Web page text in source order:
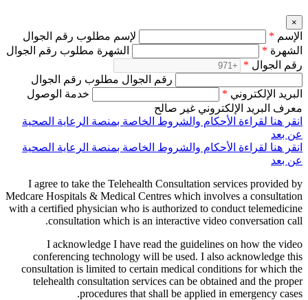
×
الإسم *
لإسم مطلوب رقم الجوال
الشهرة *
الشهرة مطلوب رقم الجوال
رقم الجوال *
رقم الجوال مطلوب رقم الجوال
البريد الإلكتروني *
خدمة الوصول
معرف البريد الإلكتروني غير صالح
انقر هنا لقراءة الأحكام والشروط الخاصة بمنصة الرعاية الصحية
عن بعد
انقر هنا لقراءة الأحكام والشروط الخاصة بمنصة الرعاية الصحية
عن بعد
I agree to take the Telehealth Consultation services provided by
Medcare Hospitals & Medical Centres which involves a consultation
with a certified physician who is authorized to conduct telemedicine
consultation which is an interactive video conversation call.
I acknowledge I have read the guidelines on how the video
conferencing technology will be used. I also acknowledge this
consultation is limited to certain medical conditions for which the
telehealth consultation services can be obtained and the proper
procedures that shall be applied in emergency cases.